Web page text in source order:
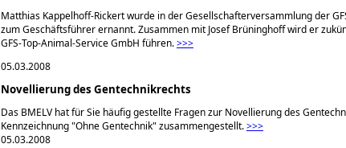
Matthias Kappelhoff-Rickert wurde in der Gesellschafterversammlung der
zum Geschäftsführer ernannt. Zusammen mit Josef Brüninghoff wird er
GFS-Top-Animal-Service GmbH führen.>>>
05.03.2008
Novellierung des Gentechnikrechts
Das BMELV hat für Sie häufig gestellte Fragen zur Novellierung des
Kennzeichnung "Ohne Gentechnik" zusammengestellt.>>>
05.03.2008